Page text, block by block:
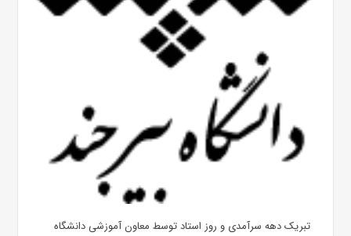
تبریک دهه سرآمدی و روز استاد توسط معاون آموزشی دانشگاه